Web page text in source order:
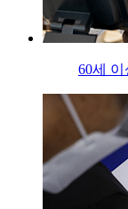
60세 이